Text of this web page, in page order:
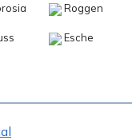
Roggen
Esche